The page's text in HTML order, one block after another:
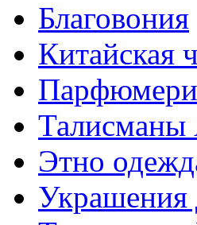
Благовония
Китайская
Этно
Украшения